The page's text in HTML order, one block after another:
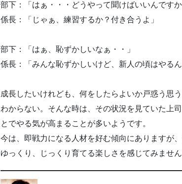
部下：「はぁ・・・どうやって聞けばいいんです
係長：「じゃぁ、練習するか？付き合うよ」
部下：「はぁ、恥ずかしいなぁ・・」
係長：「みんな恥ずかしいけど、新人の頃はやる
成長したいけれども、何をしたらよいか戸惑う思
わからない。そんな時は、その状況を見ていた上
とでやる気が高まることが多いようです。
今は、即戦力になる人材を好む傾向にありますが
ゆっくり、じっくり育てる楽しさを感じてみません